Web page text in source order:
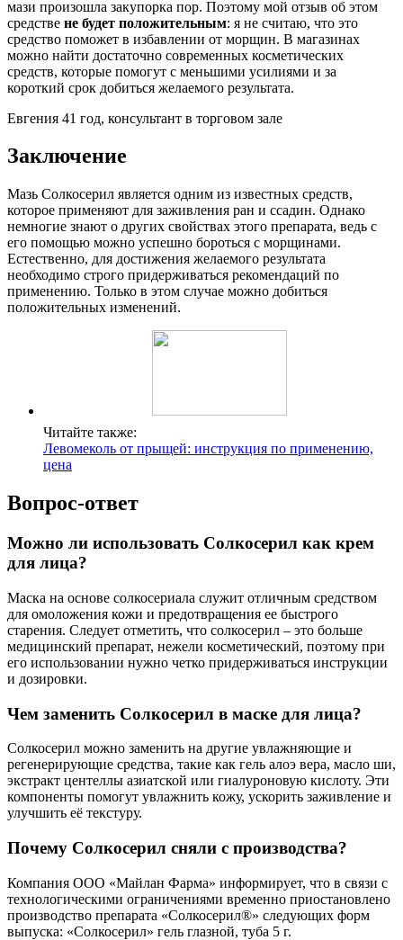
мази произошла закупорка пор. Поэтому мой отзыв об этом
средстве не будет положительным: я не считаю, что это
средство поможет в избавлении от морщин. В магазинах
можно найти достаточно современных косметических
средств, которые помогут с меньшими усилиями и за
короткий срок добиться желаемого результата.
Евгения 41 год, консультант в торговом зале
Заключение
Мазь Солкосерил является одним из известных средств,
которое применяют для заживления ран и ссадин. Однако
немногие знают о других свойствах этого препарата, ведь с
его помощью можно успешно бороться с морщинами.
Естественно, для достижения желаемого результата
необходимо строго придерживаться рекомендаций по
применению. Только в этом случае можно добиться
положительных изменений.
Читайте также:
Левомеколь от прыщей: инструкция по применению,
цена
Вопрос-ответ
Можно ли использовать Солкосерил как крем
для лица?
Маска на основе солкосериала служит отличным средством
для омоложения кожи и предотвращения ее быстрого
старения. Следует отметить, что солкосерил – это больше
медицинский препарат, нежели косметический, поэтому при
его использовании нужно четко придерживаться инструкции
и дозировки.
Чем заменить Солкосерил в маске для лица?
Солкосерил можно заменить на другие увлажняющие и
регенерирующие средства, такие как гель алоэ вера, масло ши,
экстракт центеллы азиатской или гиалуроновую кислоту. Эти
компоненты помогут увлажнить кожу, ускорить заживление и
улучшить её текстуру.
Почему Солкосерил сняли с производства?
Компания ООО «Майлан Фарма» информирует, что в связи с
технологическими ограничениями временно приостановлено
производство препарата «Солкосерил®» следующих форм
выпуска: «Солкосерил» гель глазной, туба 5 г.